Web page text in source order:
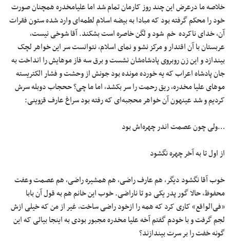
خلاصه ما درعرض این چند روز کارمان تمام شد اما علیامخدره همچنان صورت
خود را محکم گرفته بود که مبادا به بیضه اسلام لطمه‌ای وارد شده ستون فقرات
آن، خدای ناکرده خم شود و لگن خاصره است بشکند. آقا شوخی نیست،
عربستان با آن اقتدار و مرکز نشو و نمای اسلام، نتوانست سر این خواهر لچک
بیندازد و این زن روبروی پادشاه‌شان نشست و برق سه فاز موهایش را انداخت به
جان پادشاه اعراب که یه خورده مونده بود جونش از وحشت و فشار الکتریسته
موهای علیا مخدره، ریق رحمت را سر بکشد، اما ما چی؟ ححجاب دوبله سرش
کردیم و شد عینهون آن خواهر محجبه‌ای که رفته بود سراغ عارف قزوینی:
…ولی چون عصمت اندر چهره‌اش بود
از اول تا به آخر چهره نگشود
خوب آقا نگشود دیگر، هم عارف راضی، هم همشیره راضی، هم عصمت وعفت
محفوظ، حالا گور پدر یکی دو تا ناراضی. خوب این خانم هم به قول آن بابا
«فی‌الواقع» کاری کرد که همه را ازخود راضی ساخت، غیر از من که خیلی ازش
لجم گرفت و با خودم گفتم آخه علیا مخدره مجبور بودی به اینجا بیائی که این
گونه خفت را بر سرت بیندازند؟